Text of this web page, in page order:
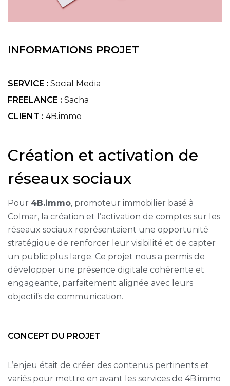
INFORMATIONS PROJET
SERVICE : Social Media
FREELANCE : Sacha
CLIENT : 4B.immo
Création et activation de
réseaux sociaux
Pour 4B.immo, promoteur immobilier basé à
Colmar, la création et l’activation de comptes sur les
réseaux sociaux représentaient une opportunité
stratégique de renforcer leur visibilité et de capter
un public plus large. Ce projet nous a permis de
développer une présence digitale cohérente et
engageante, parfaitement alignée avec leurs
objectifs de communication.
CONCEPT DU PROJET
L’enjeu était de créer des contenus pertinents et
variés pour mettre en avant les services de 4B.immo